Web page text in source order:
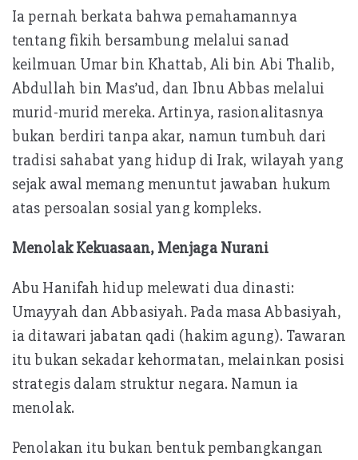
Ia pernah berkata bahwa pemahamannya
tentang fikih bersambung melalui sanad
keilmuan Umar bin Khattab, Ali bin Abi Thalib,
Abdullah bin Mas’ud, dan Ibnu Abbas melalui
murid-murid mereka. Artinya, rasionalitasnya
bukan berdiri tanpa akar, namun tumbuh dari
tradisi sahabat yang hidup di Irak, wilayah yang
sejak awal memang menuntut jawaban hukum
atas persoalan sosial yang kompleks.
Menolak Kekuasaan, Menjaga Nurani
Abu Hanifah hidup melewati dua dinasti:
Umayyah dan Abbasiyah. Pada masa Abbasiyah,
ia ditawari jabatan qadi (hakim agung). Tawaran
itu bukan sekadar kehormatan, melainkan posisi
strategis dalam struktur negara. Namun ia
menolak.
Penolakan itu bukan bentuk pembangkangan